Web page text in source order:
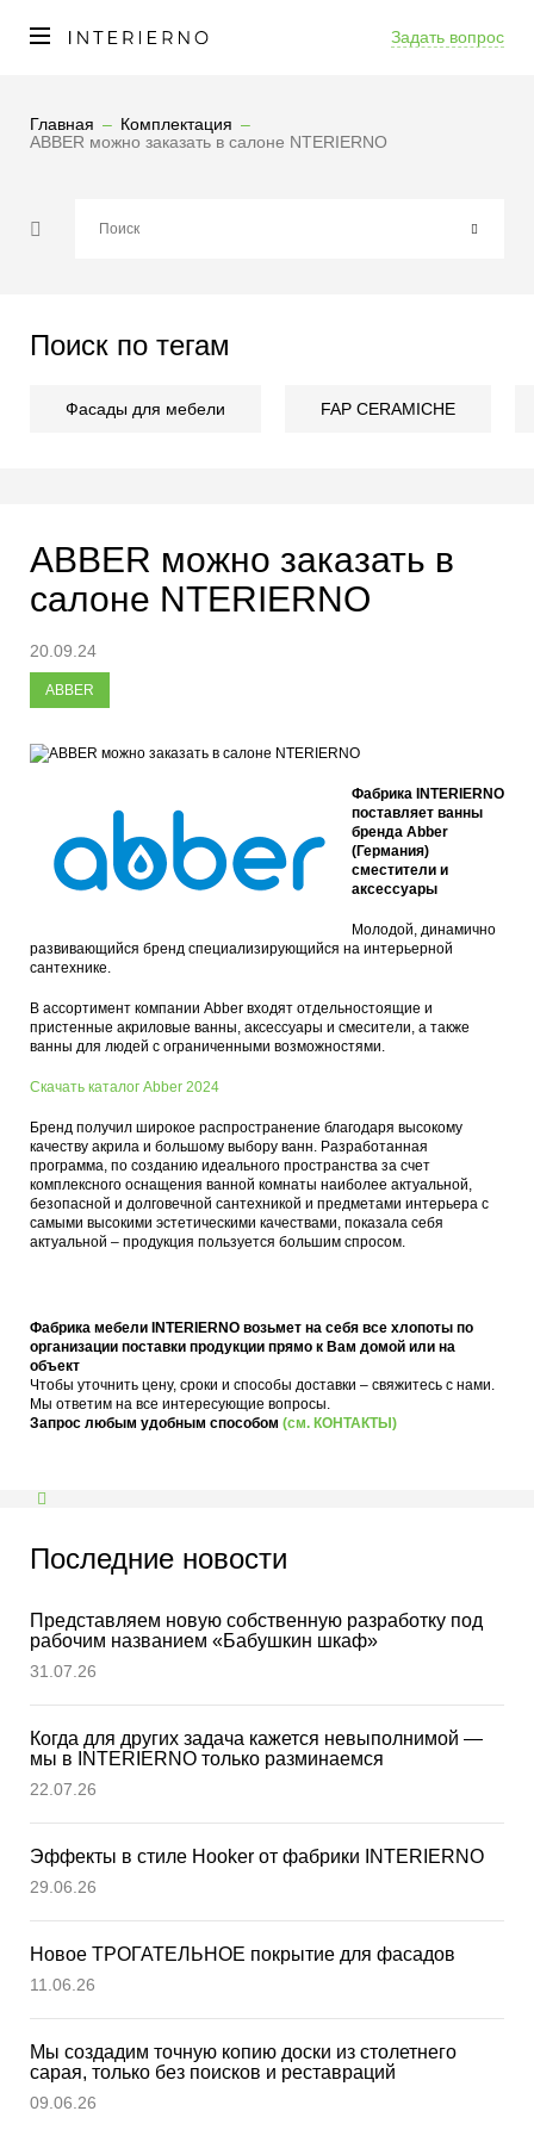
Задать вопрос
Главная
Комплектация
ABBER можно заказать в салоне NTERIERNO
Поиск по тегам
Фасады для мебели FAP CERAMICHE
ABBER можно заказать в
салоне NTERIERNO
20.09.24
ABBER
Фабрика INTERIERNO
поставляет ванны
бренда Abber
(Германия)
сместители и
аксессуары
Молодой, динамично
развивающийся бренд специализирующийся на интерьерной
сантехнике.
В ассортимент компании Abber входят отдельностоящие и
пристенные акриловые ванны, аксессуары и смесители, а также
ванны для людей с ограниченными возможностями.
Скачать каталог Abber 2024
Бренд получил широкое распространение благодаря высокому
качеству акрила и большому выбору ванн. Разработанная
программа, по созданию идеального пространства за счет
комплексного оснащения ванной комнаты наиболее актуальной,
безопасной и долговечной сантехникой и предметами интерьера с
самыми высокими эстетическими качествами, показала себя
актуальной – продукция пользуется большим спросом.
Фабрика мебели INTERIERNO возьмет на себя все хлопоты по
организации поставки продукции прямо к Вам домой или на
объект
Чтобы уточнить цену, сроки и способы доставки – свяжитесь с нами.
Мы ответим на все интересующие вопросы.
Запрос любым удобным способом (см. КОНТАКТЫ)
Последние новости
Представляем новую собственную разработку под
рабочим названием «Бабушкин шкаф»
31.07.26
Когда для других задача кажется невыполнимой —
мы в INTERIERNО только разминаемся
22.07.26
Эффекты в стиле Hooker от фабрики INTERIERNO
29.06.26
Новое ТРОГАТЕЛЬНОЕ покрытие для фасадов
11.06.26
Мы создадим точную копию доски из столетнего
сарая, только без поисков и реставраций
09.06.26